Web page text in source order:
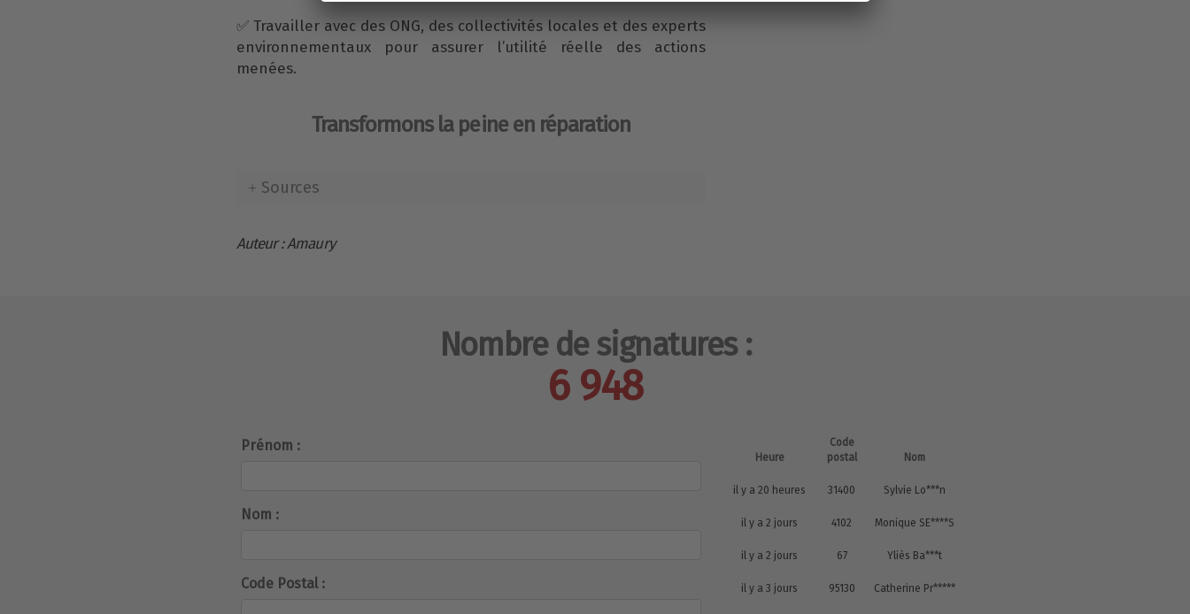
✅ Travailler avec des ONG, des collectivités locales et des experts
environnementaux pour assurer l’utilité réelle des actions
menées.
Transformons la peine en réparation
Sources
Auteur : Amaury
Nombre de signatures :
6 948
Prénom :
Nom :
Code Postal :
Heure
Code
postal
Nom
il y a 20 heures 31400 Sylvie Lo***n
il y a 2 jours 4102 Monique SE****S
il y a 2 jours 67 Yliès Ba***t
il y a 3 jours 95130 Catherine Pr*****